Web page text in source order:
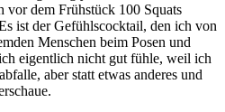
vor dem Frühstück 100 Squats
ist der Gefühlscocktail, den ich von
Menschen beim Posen und
eigentlich nicht gut fühle, weil ich
aber statt etwas anderes und